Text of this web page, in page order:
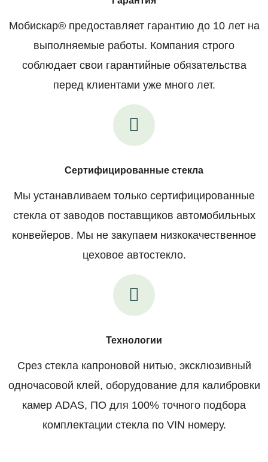
Мобискар® предоставляет гарантию до 10 лет на
выполняемые работы. Компания строго
соблюдает свои гарантийные обязательства
перед клиентами уже много лет.
Сертифицированные стекла
Мы устанавливаем только сертифицированные
стекла от заводов поставщиков автомобильных
конвейеров. Мы не закупаем низкокачественное
цеховое автостекло.
Технологии
Срез стекла капроновой нитью, эксклюзивный
одночасовой клей, оборудование для калибровки
камер ADAS, ПО для 100% точного подбора
комплектации стекла по VIN номеру.